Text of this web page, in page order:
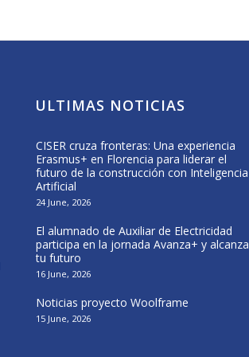
ULTIMAS NOTICIAS
CISER cruza fronteras: Una experiencia
Erasmus+ en Florencia para liderar el
futuro de la construcción con Inteligencia
Artificial
24 June, 2026
El alumnado de Auxiliar de Electricidad
participa en la jornada Avanza+ y alcanza
tu futuro
16 June, 2026
Noticias proyecto Woolframe
15 June, 2026